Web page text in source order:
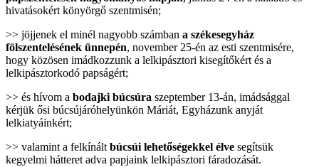
hivatásokért könyörgő szentmisén;
>> jöjjenek el minél nagyobb számban a székesegyház
fölszentelésének ünnepén, november 25-én az esti szentmisére,
hogy közösen imádkozzunk a lelkipásztori kisegítőkért és a
lelkipásztorkodó papságért;
>> és hívom a bodajki búcsúra szeptember 13-án, imádsággal
kérjük ősi búcsújáróhelyünkön Máriát, Egyházunk anyját
lelkiatyáinkért;
>> valamint a felkínált búcsúi lehetőségekkel élve segítsük
kegyelmi hátteret adva papjaink lelkipásztori fáradozását.